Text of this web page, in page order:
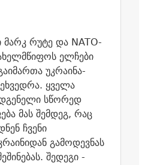
მარკ რუტე და NATO-
ელჩები
უკრაინა-
ყველა
სწორედ
მას შემდეგ, რაც
ჩვენი
გამოდევნას
შედეგი -